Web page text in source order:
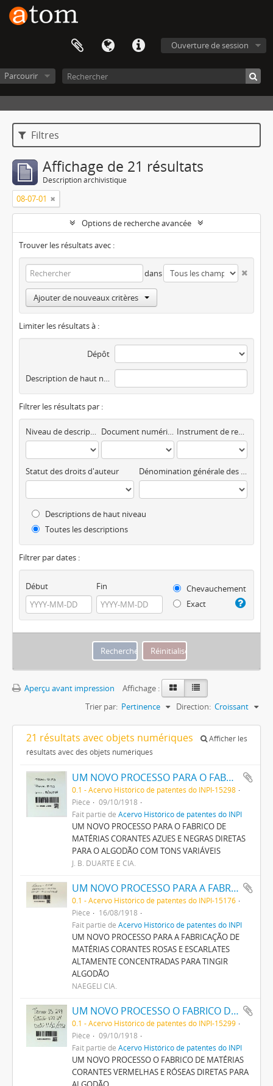
Ouverture de session
Parcourir
Filtres
Affichage de 21 résultats
Description archivistique
08-07-01
Options de recherche avancée
Trouver les résultats avec :
dans
Ajouter de nouveaux critères
Limiter les résultats à :
Dépôt
Description de haut niveau
Filtrer les résultats par :
Niveau de description Document numérique disponible Instrument de recherche
Statut des droits d'auteur Dénomination générale des documents
Descriptions de haut niveau
Toutes les descriptions
Filtrer par dates :
Début Fin
Chevauchement
Exact
Aperçu avant impression
Affichage :
Trier par: Pertinence Direction: Croissant
21 résultats avec objets numériques
Afficher les
résultats avec des objets numériques
UM NOVO PROCESSO PARA O FABRICO DE MATERIAS CORANTES AZUES E NEGRAS DIRECTAS PARA O ALGODÃO COM TONS VARIAVEIS
0.1 - Acervo Histórico de patentes do INPI-15298
Pièce
09/10/1918
Fait partie de Acervo Histórico de patentes do INPI
UM NOVO PROCESSO PARA O FABRICO DE
MATÉRIAS CORANTES AZUES E NEGRAS DIRETAS
PARA O ALGODÃO COM TONS VARIÁVEIS
J. B. DUARTE E CIA.
UM NOVO PROCESSO PARA A FABRICAÇÃO DE MATERIAS CORANTES ROSAS E ESCARLATES ALTAMENTE CONCENTRADAS PARA TINGIR ALGODÃO
0.1 - Acervo Histórico de patentes do INPI-15176
Pièce
16/08/1918
Fait partie de Acervo Histórico de patentes do INPI
UM NOVO PROCESSO PARA A FABRICAÇÃO DE
MATÉRIAS CORANTES ROSAS E ESCARLATES
ALTAMENTE CONCENTRADAS PARA TINGIR
ALGODÃO
NAEGELI CIA.
UM NOVO PROCESSO O FABRICO DE MATERIAS CORANTES VERMELHAS E ROSEAS DIRECTAS PARA ALGODÃO
0.1 - Acervo Histórico de patentes do INPI-15299
Pièce
09/10/1918
Fait partie de Acervo Histórico de patentes do INPI
UM NOVO PROCESSO O FABRICO DE MATÉRIAS
CORANTES VERMELHAS E RÓSEAS DIRETAS PARA